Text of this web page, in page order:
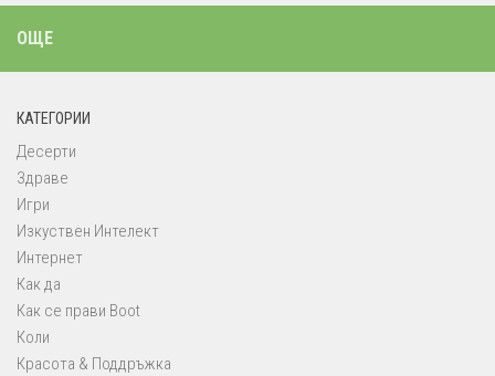
ОЩЕ
КАТЕГОРИИ
Десерти
Здраве
Игри
Изкуствен Интелект
Интернет
Как да
Как се прави Boot
Коли
Красота & Поддръжка